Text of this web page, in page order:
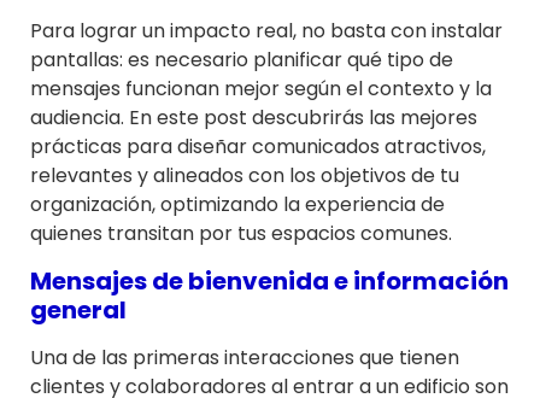
Para lograr un impacto real, no basta con instalar
pantallas: es necesario planificar qué tipo de
mensajes funcionan mejor según el contexto y la
audiencia. En este post descubrirás las mejores
prácticas para diseñar comunicados atractivos,
relevantes y alineados con los objetivos de tu
organización, optimizando la experiencia de
quienes transitan por tus espacios comunes.
Mensajes de bienvenida e información
general
Una de las primeras interacciones que tienen
clientes y colaboradores al entrar a un edificio son